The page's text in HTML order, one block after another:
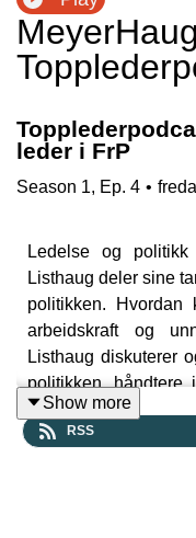
leder i FrP
Season 1, Ep. 4 •
Ledelse og
Listhaug deler sine
politikken. Hvordan
arbeidskraft og
Listhaug diskuterer
politikken, håndtere
hun ser på
Tidligere og
Show more
RSS